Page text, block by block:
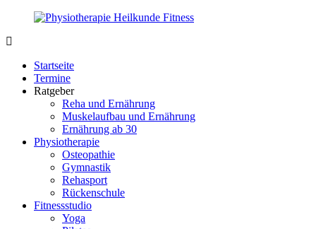
Zurück
Inhalt
Fit.de
Körper
Startseite
Termine
Ratgeber
Reha und Ernährung
Muskelaufbau und Ernährung
Ernährung ab 30
Physiotherapie
Osteopathie
Gymnastik
Rehasport
Rückenschule
Fitnessstudio
Yoga